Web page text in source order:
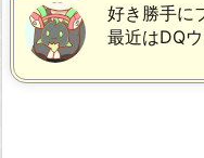
好き勝手に
最近はDQ